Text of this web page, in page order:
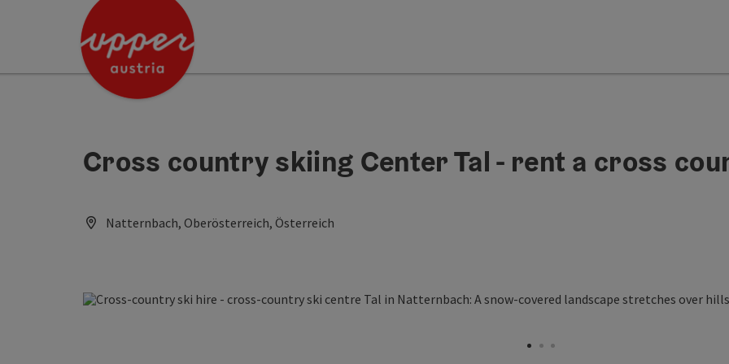
Accesskey
Accesskey
Cross country skiing Center Tal - rent a cross
Natternbach, Oberösterreich, Österreich